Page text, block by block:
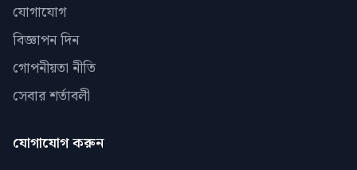
যোগাযোগ
বিজ্ঞাপন দিন
গোপনীয়তা নীতি
সেবার শর্তাবলী
যোগাযোগ করুন